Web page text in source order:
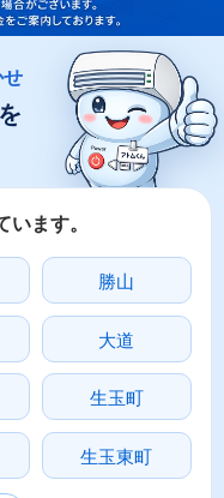
ます。
勝山
大道
生玉町
生玉東町